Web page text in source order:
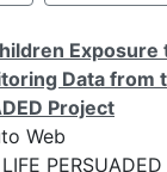
Exposure
Data from
Project
Web